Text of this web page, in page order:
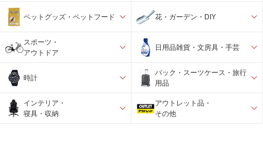
ペットグッズ・ペットフード 花・ガーデン・DIY
スポーツ・
アウトドア
日用品雑貨・文房具・手芸
時計
バック・スーツケース・旅行
用品
インテリア・
寝具・収納
アウトレット品・
その他